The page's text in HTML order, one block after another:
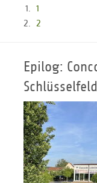
1
2
Epilog:
Schlüsselfeld